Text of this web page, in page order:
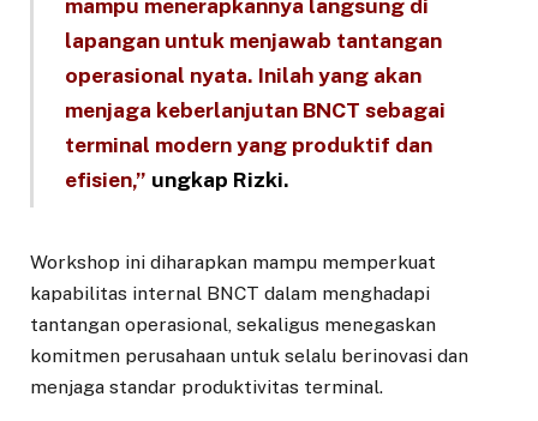
mampu menerapkannya langsung di
lapangan untuk menjawab tantangan
operasional nyata. Inilah yang akan
menjaga keberlanjutan BNCT sebagai
terminal modern yang produktif dan
efisien,” ungkap Rizki.
Workshop ini diharapkan mampu memperkuat
kapabilitas internal BNCT dalam menghadapi
tantangan operasional, sekaligus menegaskan
komitmen perusahaan untuk selalu berinovasi dan
menjaga standar produktivitas terminal.